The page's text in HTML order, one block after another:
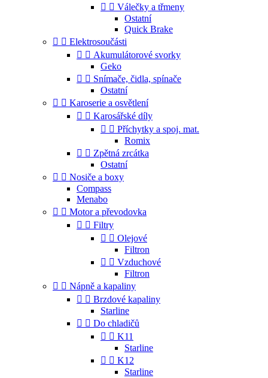
  Válečky a třmeny
Ostatní
Quick Brake
  Elektrosoučásti
  Akumulátorové svorky
Geko
  Snímače, čidla, spínače
Ostatní
  Karoserie a osvětlení
  Karosářské díly
  Příchytky a spoj. mat.
Romix
  Zpětná zrcátka
Ostatní
  Nosiče a boxy
Compass
Menabo
  Motor a převodovka
  Filtry
  Olejové
Filtron
  Vzduchové
Filtron
  Nápně a kapaliny
  Brzdové kapaliny
Starline
  Do chladičů
  K11
Starline
  K12
Starline